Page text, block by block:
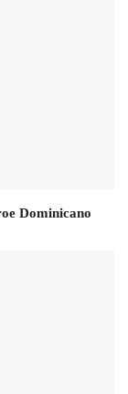
Dominicano